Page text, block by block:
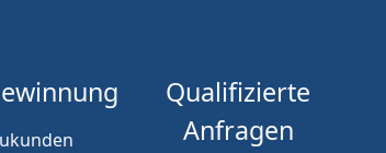
Qualifizierte
Anfragen